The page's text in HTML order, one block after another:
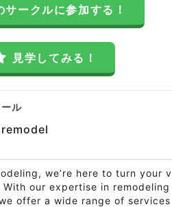
サークルに参加する！
見学してみる！
ル
we’re here to turn your v
our expertise in remodeling
offer a wide range of services